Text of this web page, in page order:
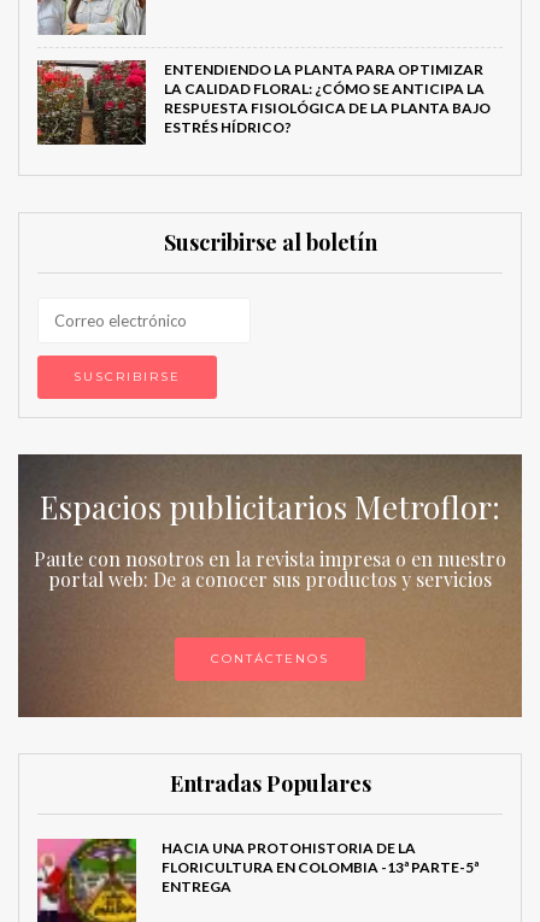
ENTENDIENDO LA PLANTA PARA OPTIMIZAR
LA CALIDAD FLORAL: ¿CÓMO SE ANTICIPA LA
RESPUESTA FISIOLÓGICA DE LA PLANTA BAJO
ESTRÉS HÍDRICO?
Suscribirse al boletín
Espacios publicitarios Metroflor:
Paute con nosotros en la revista impresa o en nuestro
portal web: De a conocer sus productos y servicios
CONTÁCTENOS
Entradas Populares
HACIA UNA PROTOHISTORIA DE LA
FLORICULTURA EN COLOMBIA -13ª PARTE-5ª
ENTREGA